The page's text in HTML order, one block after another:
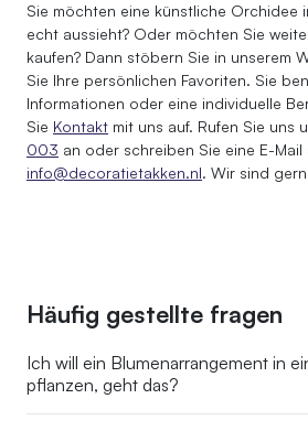
Sie möchten eine künstliche Orchidee
echt aussieht? Oder möchten Sie
kaufen? Dann stöbern Sie in unserem
Sie Ihre persönlichen Favoriten. Sie
Informationen oder eine individuelle
Sie Kontakt mit uns auf. Rufen Sie uns
003 an oder schreiben Sie eine E-Mail
info@decoratietakken.nl. Wir sind
Häufig gestellte fragen
Ich will ein Blumenarrangement in
pflanzen, geht das?